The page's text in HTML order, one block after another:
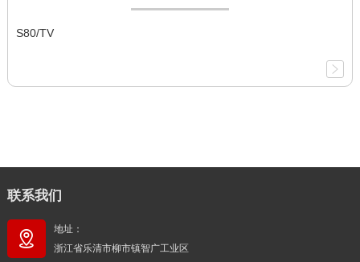
S80/TV
联系我们
地址：
浙江省乐清市柳市镇智广工业区